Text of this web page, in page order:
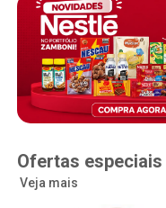
Ofertas
Veja mais